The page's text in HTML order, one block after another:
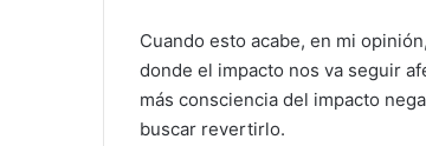
Cuando esto acabe, en mi
donde el impacto nos va seguir
más consciencia del impacto
buscar revertirlo.